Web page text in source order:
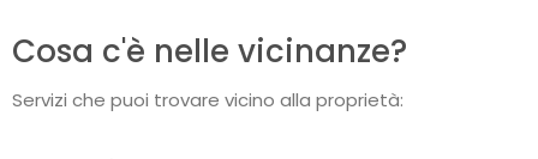
Cosa c'è nelle vicinanze?
Servizi che puoi trovare vicino alla proprietà: